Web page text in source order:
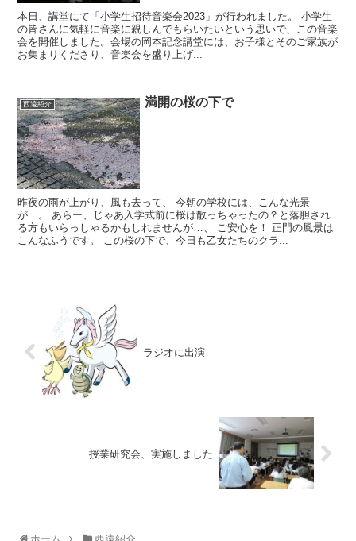
本日、講堂にて「小学生招待音楽会2023」が行われました。 小学生
の皆さんに気軽に音楽に親しんでもらいたいという思いで、この音楽
会を開催しました。会場の岡本記念講堂には、お子様とそのご家族が
お集まりくださり、音楽会を盛り上げ...
西遠紹介 満開の桜の下で
昨夜の雨が上がり、風も去って、 今朝の学校には、こんな光景
が…。 あらー、じゃあ入学式前に桜は散っちゃったの？と落胆され
る方もいらっしゃるかもしれませんが…、 ご安心を！ 正門の風景は
こんなふうです。 この桜の下で、今日も乙女たちのクラ...
ラジオに出演
授業研究会、実施しました